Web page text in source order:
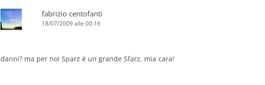
fabrizio centofanti
18/07/2009 alle 00:16
danni? ma per noi Sparz è un grande Sfarz, mia cara!